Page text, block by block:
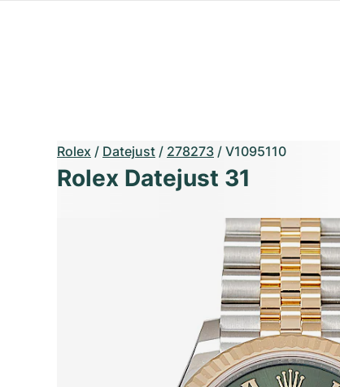
Rolex / Datejust / 278273 / V1095110
Rolex Datejust 31